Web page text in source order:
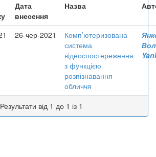
Дата
внесення
Назва
26-чер-2021
Комп’ютеризована
система
відеоспостереження
з функцією
розпізнавання
обличчя
Результати від 1 до 1 із 1